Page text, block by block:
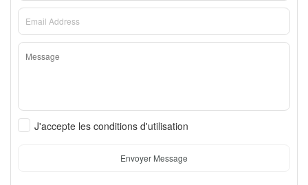
J'accepte les conditions d'utilisation
Envoyer Message